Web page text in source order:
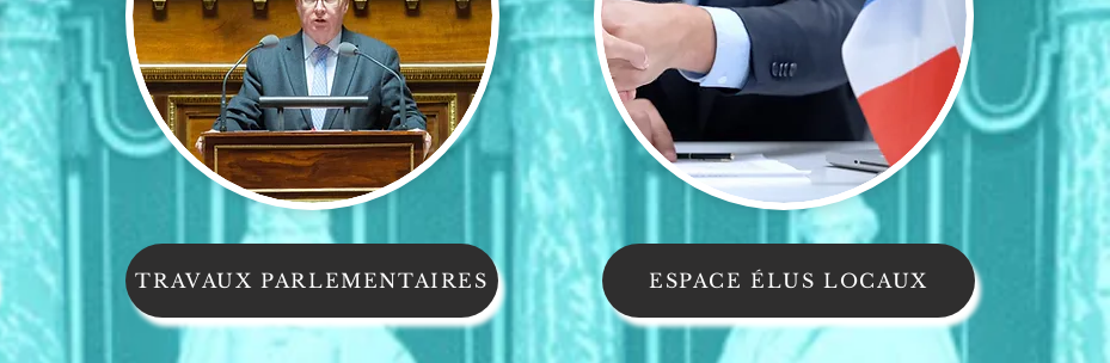
TRAVAUX PARLEMENTAIRES ESPACE ÉLUS LOCAUX